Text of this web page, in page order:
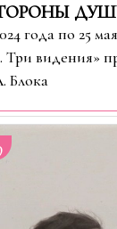
года по 25
Три видения»
Блока